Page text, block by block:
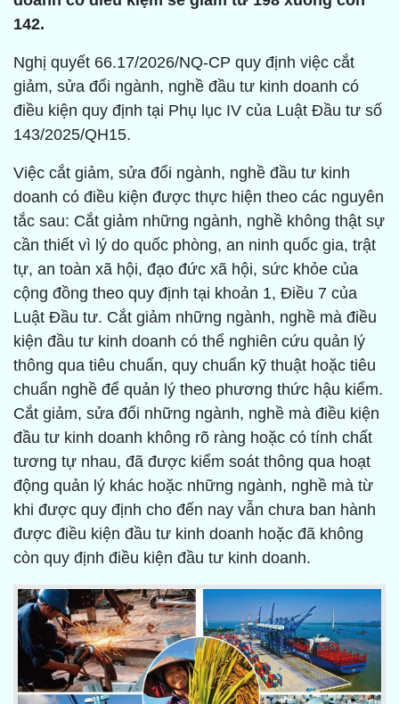
142.
Nghị quyết 66.17/2026/NQ-CP quy định việc cắt
giảm, sửa đổi ngành, nghề đầu tư kinh doanh có
điều kiện quy định tại Phụ lục IV của Luật Đầu tư số
143/2025/QH15.
Việc cắt giảm, sửa đổi ngành, nghề đầu tư kinh
doanh có điều kiện được thực hiện theo các nguyên
tắc sau: Cắt giảm những ngành, nghề không thật sự
cần thiết vì lý do quốc phòng, an ninh quốc gia, trật
tự, an toàn xã hội, đạo đức xã hội, sức khỏe của
cộng đồng theo quy định tại khoản 1, Điều 7 của
Luật Đầu tư. Cắt giảm những ngành, nghề mà điều
kiện đầu tư kinh doanh có thể nghiên cứu quản lý
thông qua tiêu chuẩn, quy chuẩn kỹ thuật hoặc tiêu
chuẩn nghề để quản lý theo phương thức hậu kiểm.
Cắt giảm, sửa đổi những ngành, nghề mà điều kiện
đầu tư kinh doanh không rõ ràng hoặc có tính chất
tương tự nhau, đã được kiểm soát thông qua hoạt
động quản lý khác hoặc những ngành, nghề mà từ
khi được quy định cho đến nay vẫn chưa ban hành
được điều kiện đầu tư kinh doanh hoặc đã không
còn quy định điều kiện đầu tư kinh doanh.